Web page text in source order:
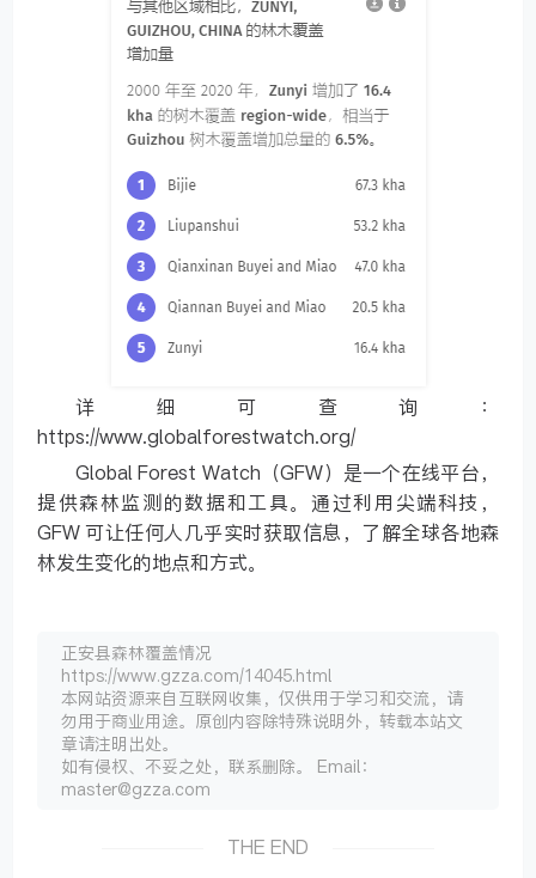
详细可查询：
https://www.globalforestwatch.org/
Global Forest Watch（GFW）是一个在线平台，
提供森林监测的数据和工具。通过利用尖端科技，
GFW 可让任何人几乎实时获取信息，了解全球各地森
林发生变化的地点和方式。
正安县森林覆盖情况
https://www.gzza.com/14045.html
本网站资源来自互联网收集，仅供用于学习和交流，请
勿用于商业用途。原创内容除特殊说明外，转载本站文
章请注明出处。
如有侵权、不妥之处，联系删除。 Email：
master@gzza.com
THE END